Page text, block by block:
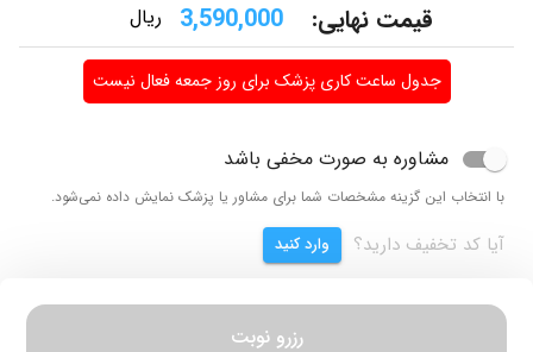
قیمت نهایی: 3,590,000 ریال
جدول ساعت کاری پزشک برای روز جمعه فعال نیست
مشاوره به صورت مخفی باشد
با انتخاب این گزینه مشخصات شما برای مشاور یا پزشک نمایش داده نمی‌شود.
آیا کد تخفیف دارید؟ وارد کنید
رزرو نوبت